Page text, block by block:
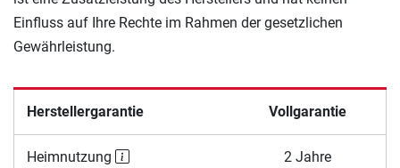
Einfluss auf Ihre Rechte im Rahmen der gesetzlichen
Gewährleistung.
Herstellergarantie Vollgarantie
Heimnutzung 2 Jahre